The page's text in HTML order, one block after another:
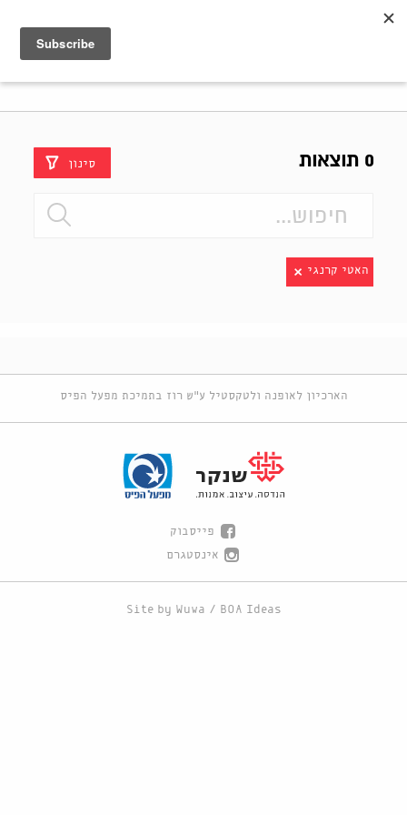
0 תוצאות סינון
האטי קרנגי
הארכיון לאופנה ולטקסטיל ע"ש רוז בתמיכת מפעל הפיס
פייסבוק
אינסטגרם
Site by Wuwa / BOA Ideas